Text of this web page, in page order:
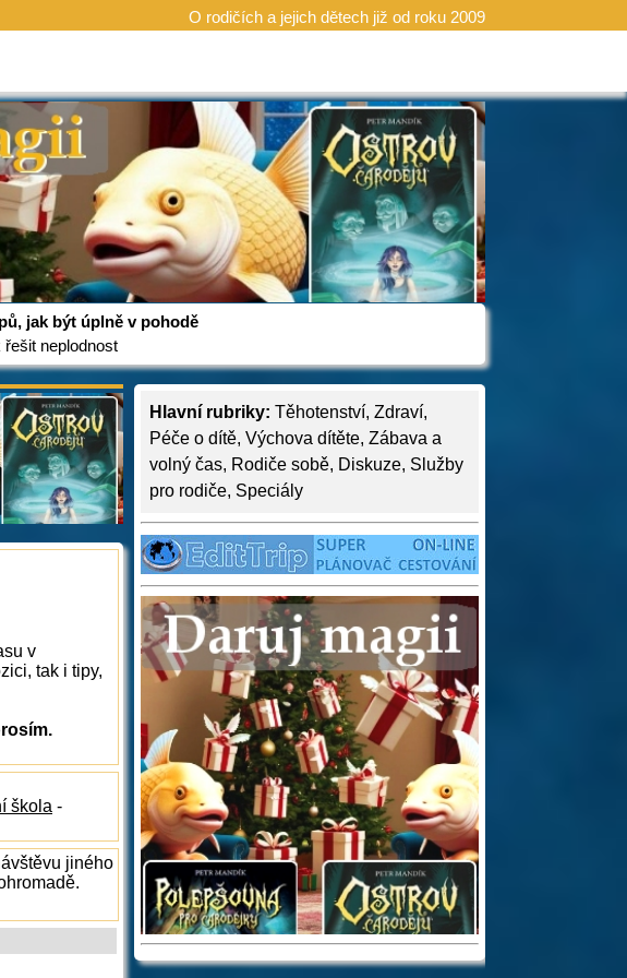
O rodičích a jejich dětech již od roku 2009
jak být úplně v pohodě
řešit neplodnost
Hlavní rubriky: Těhotenství, Zdraví,
Péče o dítě, Výchova dítěte, Zábava a
volný čas, Rodiče sobě, Diskuze, Služby
pro rodiče, Speciály
v
tak i tipy,
škola -
jiného